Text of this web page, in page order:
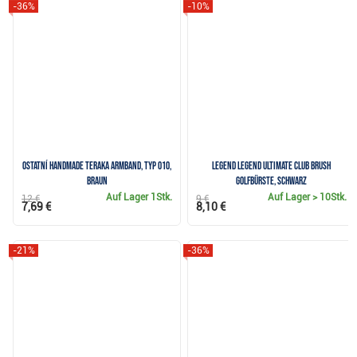
Ostatní Handmade Teraka Armband, Typ 010,
braun
-36%
Auf Lager 1Stk.
12 €
7,69 €
Legend Legend Ultimate Club Brush
Golfbürste, schwarz
-10%
Auf Lager> 10Stk.
9 €
8,10 €
-21% -36%